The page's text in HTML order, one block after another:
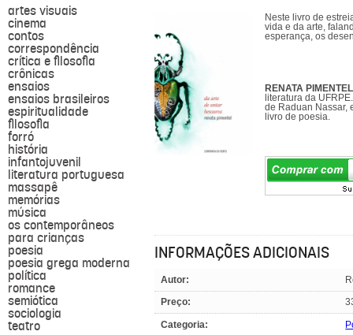
artes visuais
cinema
contos
correspondência
crítica e filosofia
crônicas
ensaios
ensaios brasileiros
espiritualidade
filosofia
forró
história
infantojuvenil
literatura portuguesa
massapê
memórias
música
os contemporâneos
para crianças
poesia
poesia grega moderna
política
romance
semiótica
sociologia
teatro
Neste livro de
vida e da arte,
esperança, os
RENATA PIMENTEL
literatura da
de Raduan Nassar,
livro de poesia.
INFORMAÇÕES ADICIONAIS
Autor:
Preço:
Categoria: